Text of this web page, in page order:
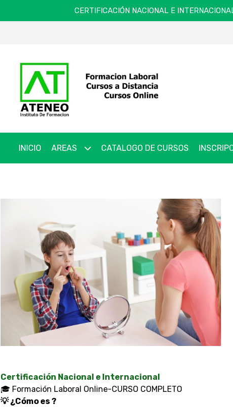
CERTIFICACIÓN NACIONAL E
INICIO AREAS CATALOGO DE CURSOS
Certificación Nacional e Internacional
🎓 Formación Laboral Online-CURSO COMPLETO
💡 ¿Cómo es ?